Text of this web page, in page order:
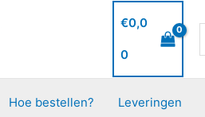
€0,0
0
Hoe bestellen? Leveringen